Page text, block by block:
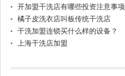
开加盟干洗店有哪些投资注意事项
橘子皮洗衣店叫板传统干洗店
干洗加盟连锁买什么样的设备？
上海干洗店加盟